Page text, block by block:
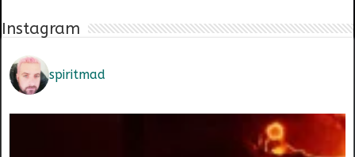
Instagram
spiritmad